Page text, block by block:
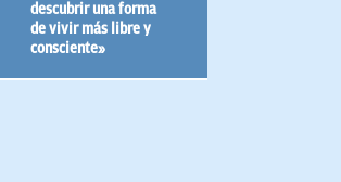
descubrir una forma
de vivir más libre y
consciente»